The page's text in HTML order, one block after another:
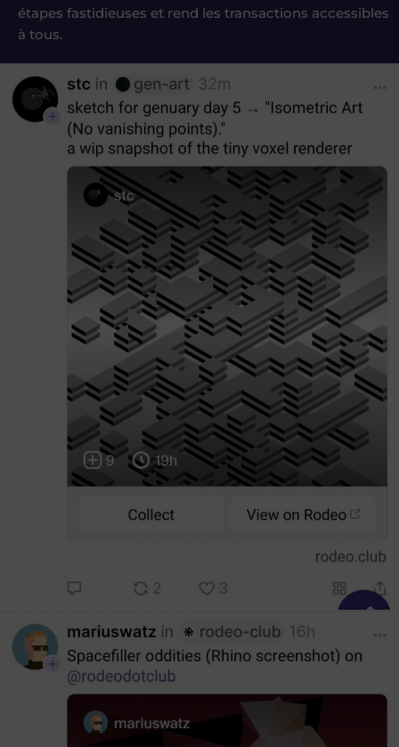
étapes fastidieuses et rend les transactions accessibles
à tous.